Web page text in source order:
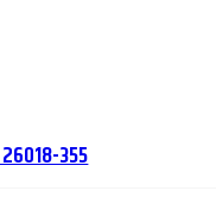
355